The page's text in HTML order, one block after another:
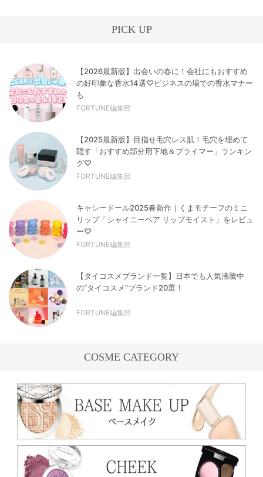
PICK UP
【2026最新版】出会いの春に！会社にもおすすめ
の好印象な香水14選♡ビジネスの場での香水マナー
も
FORTUNE編集部
【2025最新版】目指せ毛穴レス肌！毛穴を埋めて
隠す「おすすめ部分用下地＆プライマー」ランキン
グ♡
FORTUNE編集部
キャシードール2025春新作｜くまモチーフのミニ
リップ「シャイニーベア リップモイスト」をレビュ
ー♡
FORTUNE編集部
【タイコスメブランド一覧】日本でも人気沸騰中
の“タイコスメ”ブランド20選！
FORTUNE編集部
COSME CATEGORY